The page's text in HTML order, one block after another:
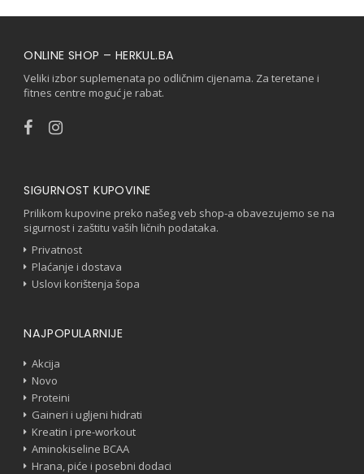
ONLINE SHOP – HERKUL.BA
Veliki izbor suplemenata po odličnim cijenama. Za teretane i
fitnes centre moguć je rabat.
SIGURNOST KUPOVINE
Prilikom kupovine preko našeg veb shop-a obavezujemo se na
sigurnost i zaštitu vaših ličnih podataka.
Privatnost
Plaćanje i dostava
Uslovi korištenja šopa
NAJPOPULARNIJE
Akcija
Novo
Proteini
Gaineri i ugljeni hidrati
Kreatin i pre-workout
Aminokiseline BCAA
Hrana, piće i posebni dodaci